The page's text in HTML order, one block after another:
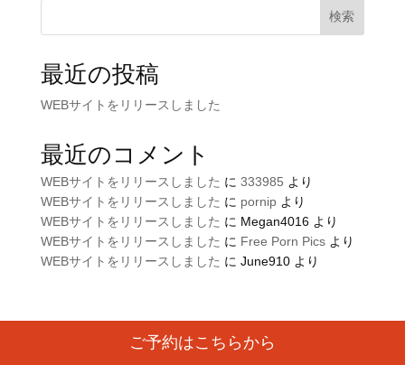
検索
最近の投稿
WEBサイトをリリースしました
最近のコメント
WEBサイトをリリースしました に 333985 より
WEBサイトをリリースしました に pornipより
WEBサイトをリリースしました に Megan4016より
WEBサイトをリリースしました に Free Porn Picsより
WEBサイトをリリースしました に June910より
ご予約はこちらから